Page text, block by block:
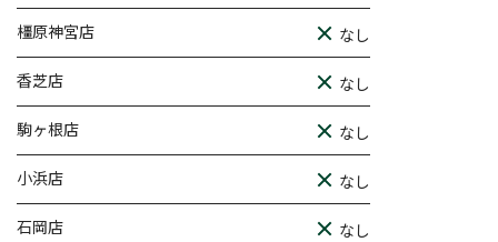
橿原神宮店 なし
香芝店 なし
駒ヶ根店 なし
小浜店 なし
石岡店 なし